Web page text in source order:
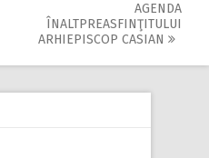
AGENDA
ÎNALTPREASFINŢITULUI
ARHIEPISCOP CASIAN